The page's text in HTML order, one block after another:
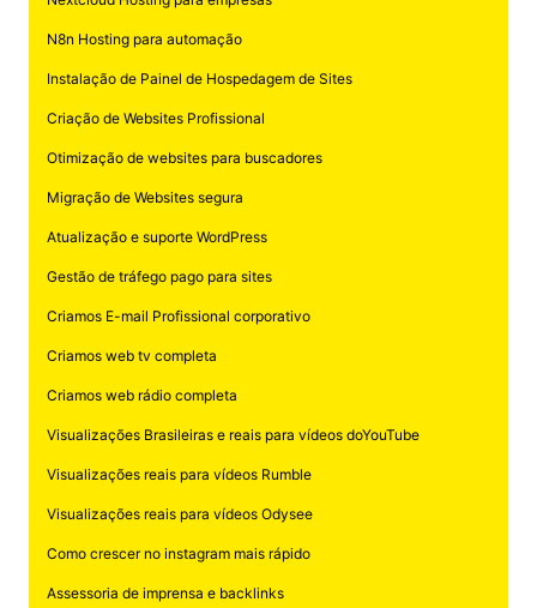
N8n Hosting para automação
Instalação de Painel de Hospedagem de Sites
Criação de Websites Profissional
Otimização de websites para buscadores
Migração de Websites segura
Atualização e suporte WordPress
Gestão de tráfego pago para sites
Criamos E-mail Profissional corporativo
Criamos web tv completa
Criamos web rádio completa
Visualizações Brasileiras e reais para vídeos doYouTube
Visualizações reais para vídeos Rumble
Visualizações reais para vídeos Odysee
Como crescer no instagram mais rápido
Assessoria de imprensa e backlinks